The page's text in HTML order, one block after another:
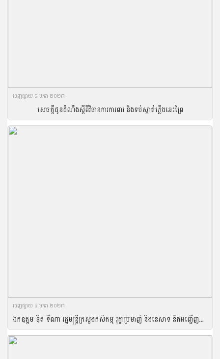
ចេញ​ផ្សាយ​ ៨ មករា ២០២៣
សេចក្ដីជូនដំណឹងស្ដីពីវិធានការការពារ និងទប់ស្កាត់ភ្លើងឆេះព្រៃ
ចេញ​ផ្សាយ​ ៤ មករា ២០២៣
ឯកឧត្តម ឌិត ទីណា រដ្ឋមន្ដ្រីក្រសួងកសិកម្ម រុក្ខាប្រមាញ់ និងនេសាទ នឹងអញ្ជើញជាវាគ្មិននៅក្នុងសន្និសីទសារព័ត៌មានស្ដីពី«ទស្សនទាន ក្នុងវិស័យកសិកម្មនៅកម្ពុជា» រៀបចំដោយអង្គភាពអ្នកនាំពាក្យរាជរដ្ឋាភិបាល